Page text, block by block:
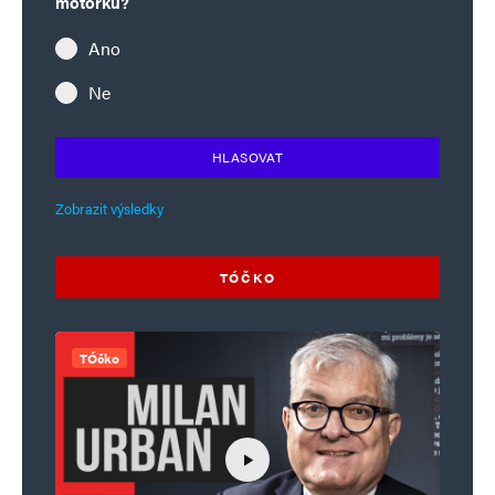
Ano
Ne
HLASOVAT
Zobrazit výsledky
TÓČKO
TÓčko